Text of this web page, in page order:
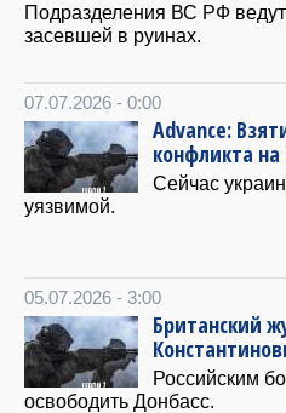
Подразделения ВС РФ
засевшей в руинах.
07.07.2026 - 0:00
Advance:
конфликта на
Cейчас
уязвимой.
05.07.2026 - 3:00
Британский
Российским
освободить Донбасс.